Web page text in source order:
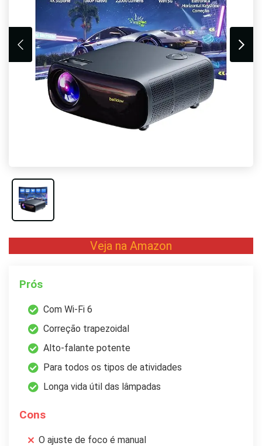
Veja na Amazon
Prós
Com Wi-Fi 6
Correção trapezoidal
Alto-falante potente
Para todos os tipos de atividades
Longa vida útil das lâmpadas
Cons
O ajuste de foco é manual